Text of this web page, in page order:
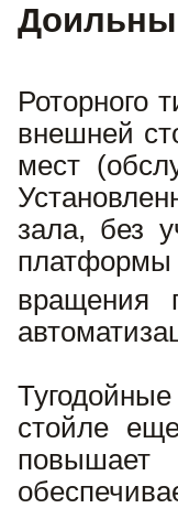
Роторного
внешней
мест
зала, без
стойле
повышает